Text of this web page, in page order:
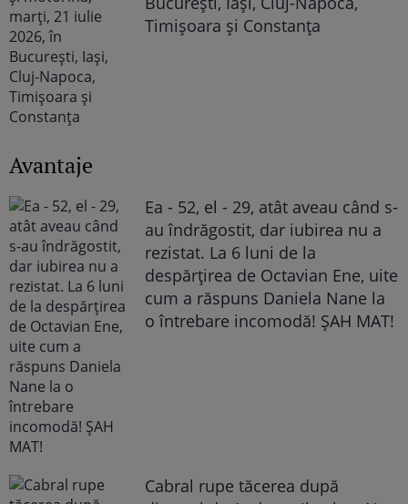
Timișoara și Constanța
Avantaje
Ea - 52, el - 29, atât aveau când s-
au îndrăgostit, dar iubirea nu a
rezistat. La 6 luni de la
despărțirea de Octavian Ene, uite
cum a răspuns Daniela Nane la
o întrebare incomodă! ȘAH MAT!
Cabral rupe tăcerea după